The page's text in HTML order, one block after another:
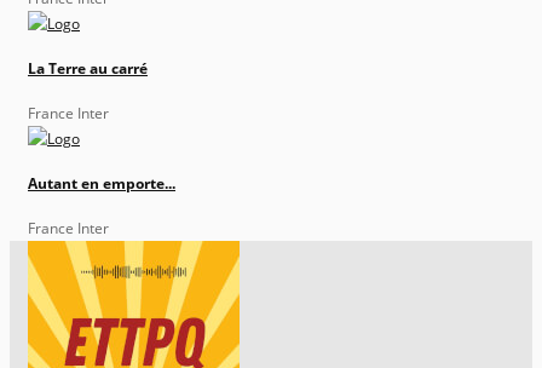
La Terre au carré
France Inter
Autant en emporte...
France Inter